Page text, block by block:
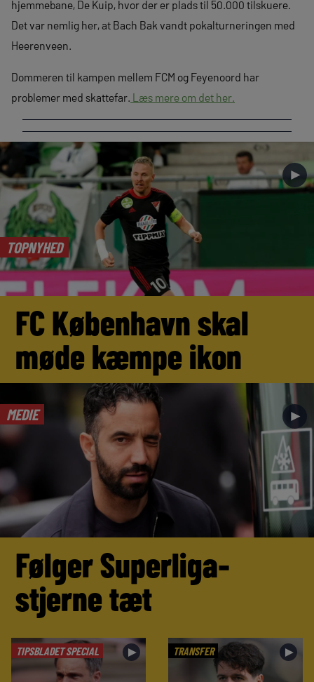
hjemmebane, De Kuip, hvor der er plads til 50.000 tilskuere.
Det var nemlig her, at Bach Bak vandt pokalturneringen med
Heerenveen.
Dommeren til kampen mellem FCM og Feyenoord har
problemer med skattefar. Læs mere om det her.
TOPNYHED
►
FC København skal
møde kæmpe ikon
MEDIE ►
Følger Superliga-
stjerne tæt
TIPSBLADET SPECIAL ► TRANSFER ►